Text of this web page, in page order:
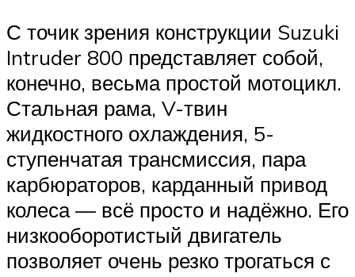
С точик зрения конструкции Suzuki
Intruder 800 представляет собой,
конечно, весьма простой мотоцикл.
Стальная рама, V-твин
жидкостного охлаждения, 5-
ступенчатая трансмиссия, пара
карбюраторов, карданный привод
колеса — всё просто и надёжно. Его
низкооборотистый двигатель
позволяет очень резко трогаться с